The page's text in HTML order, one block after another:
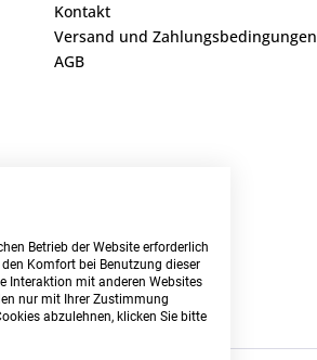
Kontakt
Versand und Zahlungsbedingungen
AGB
Betrieb der Website erforderlich
Komfort bei Benutzung dieser
Interaktion mit anderen Websites
nur mit Ihrer Zustimmung
abzulehnen, klicken Sie bitte